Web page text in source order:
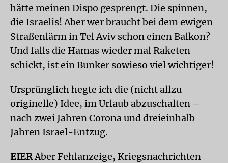
hätte meinen Dispo gesprengt. Die spinnen,
die Israelis! Aber wer braucht bei dem ewigen
Straßenlärm in Tel Aviv schon einen Balkon?
Und falls die Hamas wieder mal Raketen
schickt, ist ein Bunker sowieso viel wichtiger!
Ursprünglich hegte ich die (nicht allzu
originelle) Idee, im Urlaub abzuschalten –
nach zwei Jahren Corona und dreieinhalb
Jahren Israel-Entzug.
EIERAber Fehlanzeige, Kriegsnachrichten